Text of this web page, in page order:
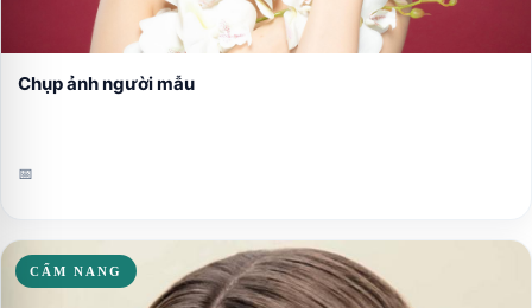
Chụp ảnh người mẫu
📅
CẨM NANG